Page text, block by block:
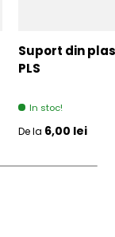
Suport din
PLS
In stoc!
Pret initial
De la 6,00 lei